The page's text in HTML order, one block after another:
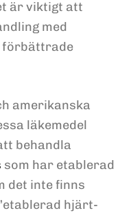
är viktigt att
med
förbättrade
amerikanska
läkemedel
behandla
som har etablerad
det inte finns
hjärt-